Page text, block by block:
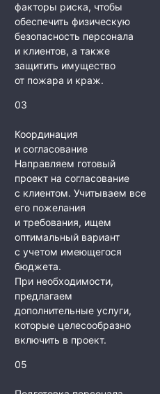
факторы риска, чтобы
обеспечить физическую
безопасность персонала
и клиентов, а также
защитить имущество
от пожара и краж.
03
Координация
и согласование
Направляем готовый
проект на согласование
с клиентом. Учитываем все
его пожелания
и требования, ищем
оптимальный вариант
с учетом имеющегося
бюджета.
При необходимости,
предлагаем
дополнительные услуги,
которые целесообразно
включить в проект.
05